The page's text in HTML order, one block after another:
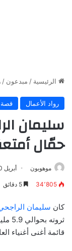
الرئيسية / مبدعون /
رواد الأعمال قصة
سليمان
حمّال أمتعة 80
موهوبون أبريل 30, 2009
34٬805
كان سليمان
قائمة أغنى أغنياء